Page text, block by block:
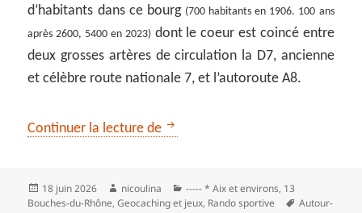
d’habitants dans ce bourg (700 habitants en 1906. 100 ans
après 2600, 5400 en 2023)dont le coeur est coincé entre
deux grosses artères de circulation la D7, ancienne
et célèbre route nationale 7, et l’autoroute A8.
Continuer la lecture de De l’Arc au moulin sur la crête
Publié
le
18 juin 2026 Auteur
nicoulina Catégories
----- * Aix et environs, 13
Bouches-du-Rhône,Geocaching et jeux, Rando sportive Mots-
clés
Autour-